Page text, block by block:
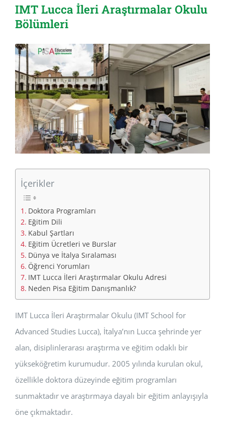
IMT Lucca İleri Araştırmalar Okulu
Bölümleri
View
Larger
Image
İçerikler
Doktora Programları
Eğitim Dili
Kabul Şartları
Eğitim Ücretleri ve Burslar
Dünya ve İtalya Sıralaması
Öğrenci Yorumları
IMT Lucca İleri Araştırmalar Okulu Adresi
Neden Pisa Eğitim Danışmanlık?
IMT Lucca İleri Araştırmalar Okulu (IMT School for
Advanced Studies Lucca), İtalya’nın Lucca şehrinde yer
alan, disiplinlerarası araştırma ve eğitim odaklı bir
yükseköğretim kurumudur. 2005 yılında kurulan okul,
özellikle doktora düzeyinde eğitim programları
sunmaktadır ve araştırmaya dayalı bir eğitim anlayışıyla
öne çıkmaktadır.